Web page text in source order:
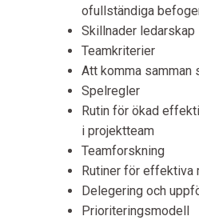
ofullständiga
Skillnader
Teamkriterier
Att komma samman
Spelregler
Rutin för ökad
i projektteam
Teamforskning
Rutiner för effektiva
Delegering och
Prioriteringsmodell